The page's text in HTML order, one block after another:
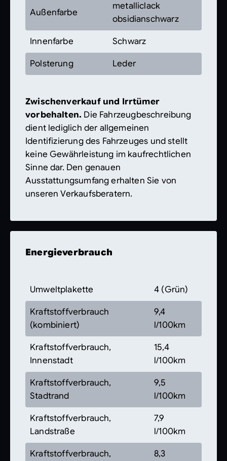
Außenfarbe
metalliclack
obsidianschwarz
Innenfarbe Schwarz
Polsterung Leder
Zwischenverkauf und Irrtümer
vorbehalten. Die Fahrzeugbeschreibung
dient lediglich der allgemeinen
Identifizierung des Fahrzeuges und stellt
keine Gewährleistung im kaufrechtlichen
Sinne dar. Den genauen
Ausstattungsumfang erhalten Sie von
unseren Verkaufsberatern.
Energieverbrauch
Umweltplakette 4 (Grün)
Kraftstoffverbrauch
(kombiniert)
9,4
l/100km
Kraftstoffverbrauch,
Innenstadt
15,4
l/100km
Kraftstoffverbrauch,
Stadtrand
9,5
l/100km
Kraftstoffverbrauch,
Landstraße
7,9
l/100km
Kraftstoffverbrauch, 8,3